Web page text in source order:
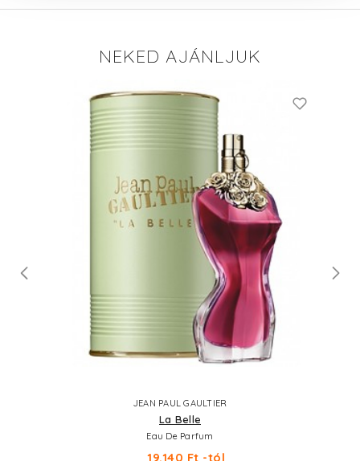
NEKED AJÁNLJUK
JEAN PAUL GAULTIER
La Belle
Eau De Parfum
19.140 Ft -tól